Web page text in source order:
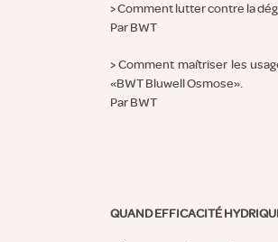
> Comment lutter contre la
Par BWT
> Comment maîtriser les
«BWT Bluwell Osmose».
Par BWT
QUAND EFFICACITÉ